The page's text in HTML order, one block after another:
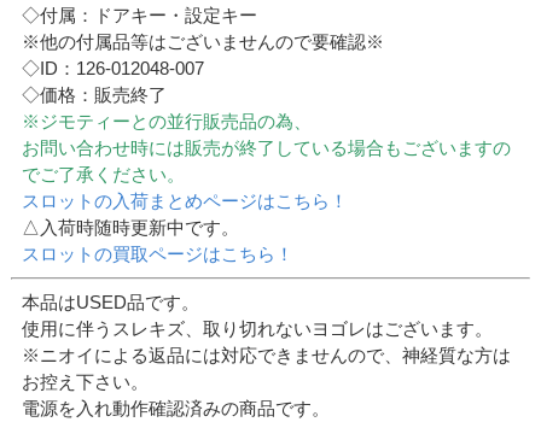
◇付属：ドアキー・設定キー
※他の付属品等はございませんので要確認※
◇ID：126-012048-007
◇価格：販売終了
※ジモティーとの並行販売品の為、
お問い合わせ時には販売が終了している場合もございますの
でご了承ください。
スロットの入荷まとめページはこちら！
△入荷時随時更新中です。
スロットの買取ページはこちら！
本品はUSED品です。
使用に伴うスレキズ、取り切れないヨゴレはございます。
※ニオイによる返品には対応できませんので、神経質な方は
お控え下さい。
電源を入れ動作確認済みの商品です。